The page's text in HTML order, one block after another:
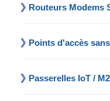
Routeurs Modems
Points d'accès
Passerelles IoT /